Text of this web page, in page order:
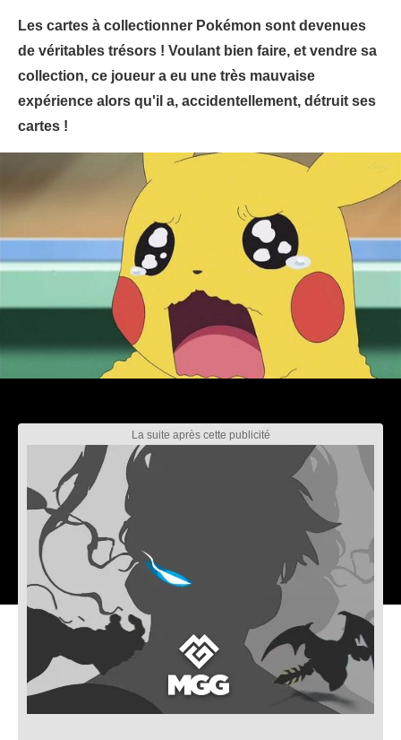
Les cartes à collectionner Pokémon sont devenues
de véritables trésors ! Voulant bien faire, et vendre sa
collection, ce joueur a eu une très mauvaise
expérience alors qu'il a, accidentellement, détruit ses
cartes !